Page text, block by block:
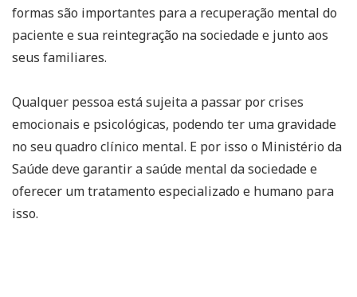
formas são importantes para a recuperação mental do
paciente e sua reintegração na sociedade e junto aos
seus familiares.
Qualquer pessoa está sujeita a passar por crises
emocionais e psicológicas, podendo ter uma gravidade
no seu quadro clínico mental. E por isso o Ministério da
Saúde deve garantir a saúde mental da sociedade e
oferecer um tratamento especializado e humano para
isso.